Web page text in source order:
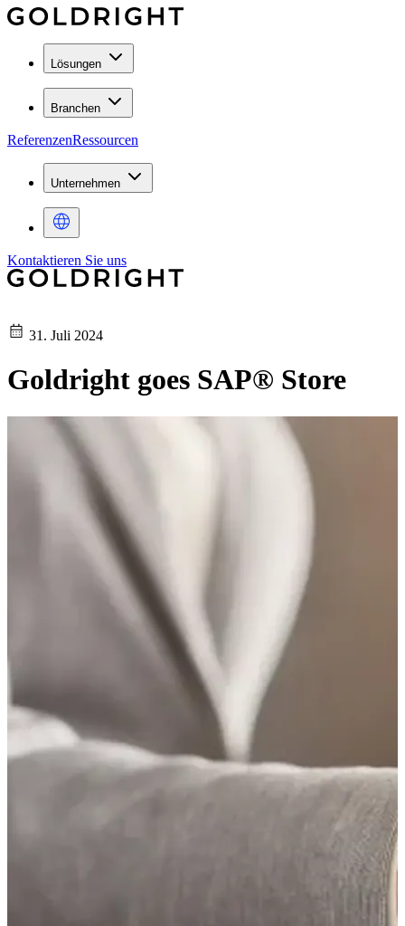
Lösungen
Branchen
ReferenzenRessourcen
Unternehmen
Kontaktieren Sie uns
31. Juli 2024
Goldright goes SAP® Store